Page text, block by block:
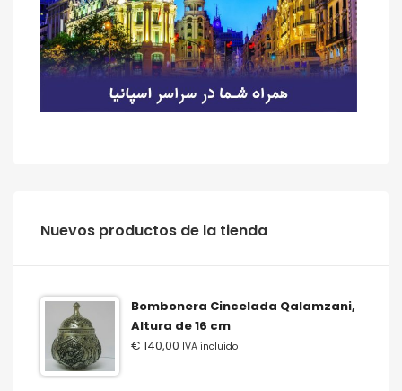
‫‪Nuevos‬‬ ‫‪productos‬‬ ‫‪de‬‬ ‫‪la‬‬ ‫‪tienda‬‬
Bombonera Cincelada Qalamzani,
Altura de 16 cm
€ 140,00 IVA incluido